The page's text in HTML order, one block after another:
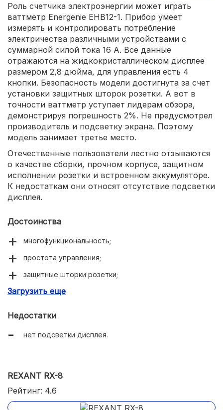
Роль счетчика электроэнергии может играть
ваттметр Energenie EHB12-1. Прибор умеет
измерять и контролировать потребление
электричества различными устройствами с
суммарной силой тока 16 А. Все данные
отражаются на жидкокристаллическом дисплее
размером 2,8 дюйма, для управления есть 4
кнопки. Безопасность модели достигнута за счет
установки защитных шторок розетки. А вот в
точности ваттметр уступает лидерам обзора,
демонстрируя погрешность 2%. Не предусмотрел
производитель и подсветку экрана. Поэтому
модель занимает третье место.
Отечественные пользователи лестно отзываются
о качестве сборки, прочном корпусе, защитном
исполнении розетки и встроенном аккумуляторе.
К недостаткам они относят отсутствие подсветки
дисплея.
Достоинства
многофункциональность;
простота управления;
защитные шторки розетки;
встроенный аккумулятор.
Загрузить еще
Недостатки
нет подсветки дисплея.
REXANT RX-8
Рейтинг: 4.6